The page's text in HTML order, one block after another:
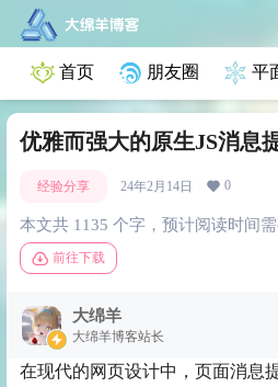
首页 朋友圈 平
优雅而强大的原生JS消息
经验分享 24年2月14日 0
本文共 1135 个字，预计阅读时间需
前往下载
大绵羊
大绵羊博客站长
在现代的网页设计中，页面消息